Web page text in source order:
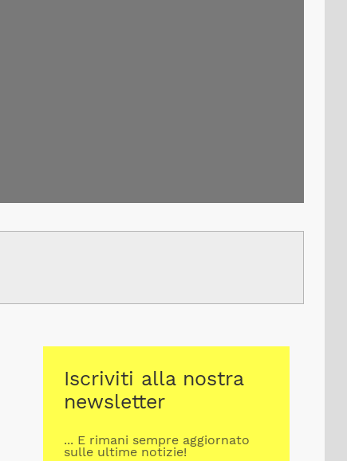
Iscriviti alla nostra
newsletter
... E rimani sempre aggiornato
sulle ultime notizie!